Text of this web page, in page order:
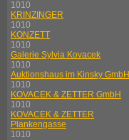
1010
KRINZINGER
1010
KONZETT
1010
Galerie Sylvia Kovacek
1010
Auktionshaus im Kinsky GmbH
1010
KOVACEK & ZETTER GmbH
1010
KOVACEK & ZETTER
Plankengasse
1010